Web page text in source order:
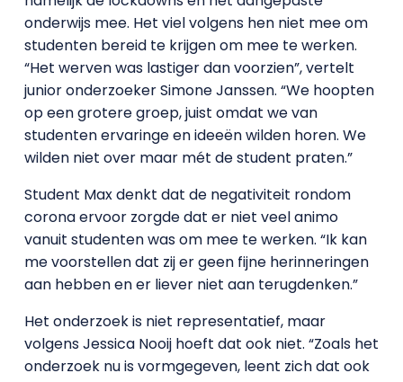
onderwijs mee. Het viel volgens hen niet mee om
studenten bereid te krijgen om mee te werken.
“Het werven was lastiger dan voorzien”, vertelt
junior onderzoeker Simone Janssen. “We hoopten
op een grotere groep, juist omdat we van
studenten ervaringe en ideeën wilden horen. We
wilden niet over maar mét de student praten.”
Student Max denkt dat de negativiteit rondom
corona ervoor zorgde dat er niet veel animo
vanuit studenten was om mee te werken. “Ik kan
me voorstellen dat zij er geen fijne herinneringen
aan hebben en er liever niet aan terugdenken.”
Het onderzoek is niet representatief, maar
volgens Jessica Nooij hoeft dat ook niet. “Zoals het
onderzoek nu is vormgegeven, leent zich dat ook